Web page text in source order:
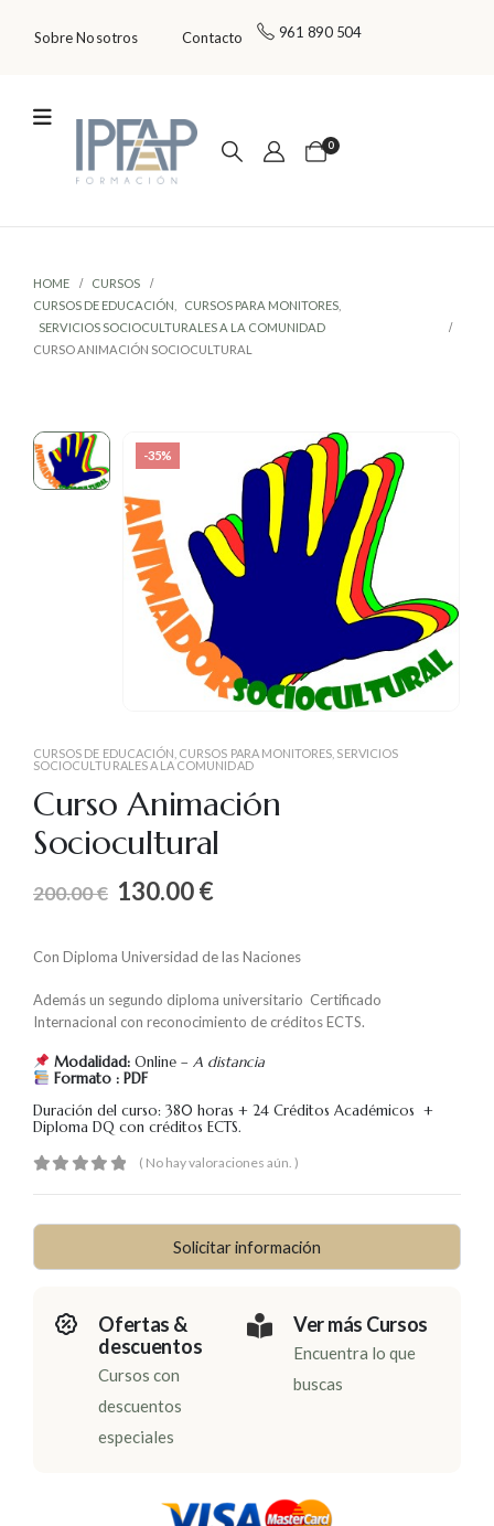
Sobre Nosotros Contacto 961 890 504
0
HOME
CURSOS
CURSOS DE EDUCACIÓN
CURSOS PARA MONITORES
SERVICIOS SOCIOCULTURALES A LA COMUNIDAD
CURSO ANIMACIÓN SOCIOCULTURAL
-35%
CURSOS DE EDUCACIÓN CURSOS PARA MONITORES SERVICIOS
SOCIOCULTURALES A LA COMUNIDAD
Curso Animación
Sociocultural
200.00€ 130.00€
Con Diploma Universidad de las Naciones
Además un segundo diploma universitario Certificado
Internacional con reconocimiento de créditos ECTS.
Modalidad:Online – A distancia
Formato : PDF
Duración del curso: 380 horas + 24 Créditos Académicos +
Diploma DQ con créditos ECTS.
( No hay valoraciones aún. )
Solicitar información
Ofertas &
descuentos
Cursos con
descuentos
especiales
Ver más Cursos
Encuentra lo que
buscas